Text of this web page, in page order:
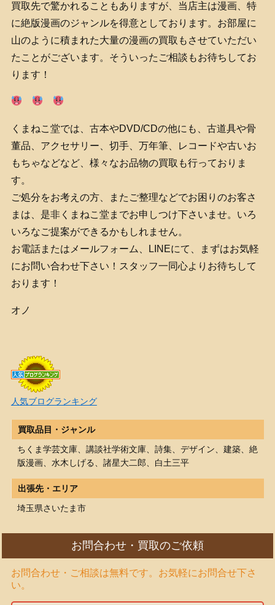
買取先で驚かれることもありますが、当店主は漫画、特
に絶版漫画のジャンルを得意としております。お部屋に
山のように積まれた大量の漫画の買取もさせていただい
たことがございます。そういったご相談もお待ちしてお
ります！
くまねこ堂では、古本やDVD/CDの他にも、古道具や骨
董品、アクセサリー、切手、万年筆、レコードや古いお
もちゃなどなど、様々なお品物の買取も行っておりま
す。
ご処分をお考えの方、またご整理などでお困りのお客さ
まは、是非くまねこ堂までお申しつけ下さいませ。いろ
いろなご提案ができるかもしれません。
お電話またはメールフォーム、LINEにて、まずはお気軽
にお問い合わせ下さい！スタッフ一同心よりお待ちして
おります！
オノ
人気ブログランキング
買取品目・ジャンル
ちくま学芸文庫、講談社学術文庫、詩集、デザイン、建築、絶
版漫画、水木しげる、諸星大二郎、白土三平
出張先・エリア
埼玉県さいたま市
お問合わせ・買取のご依頼
お問合わせ・ご相談は無料です。お気軽にお問合せ下さ
い。